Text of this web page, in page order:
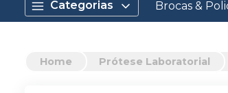
Categorias Brocas &
Home Prótese Laboratorial